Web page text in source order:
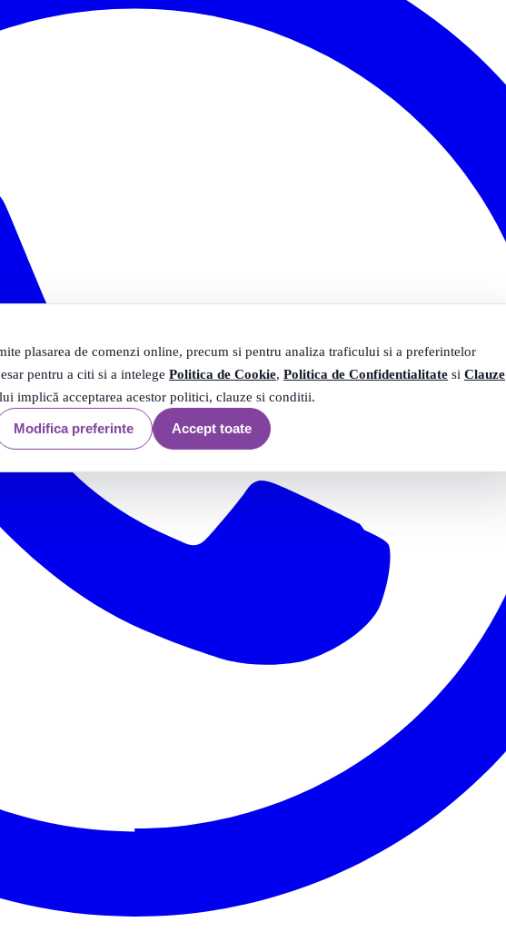
plasarea de comenzi online, precum si pentru analiza traficului si a preferintelor
pentru a citi si a intelege Politica de Cookie, Politica de Confidentialitate si Clauze
implică acceptarea acestor politici, clauze si conditii.
Modifica preferinte Accept toate